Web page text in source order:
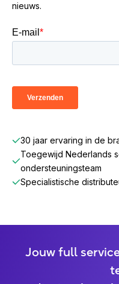
nieuws.
30 jaar ervaring in de
Toegewijd Nederlands
ondersteuningsteam
Specialistische
Jouw full